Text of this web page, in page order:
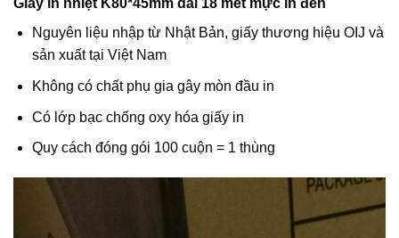
Giấy in nhiệt K80*45mm dài 18 met mực in đen
Nguyên liệu nhập từ Nhật Bản, giấy thương hiệu OIJ và
sản xuất tại Việt Nam
Không có chất phụ gia gây mòn đầu in
Có lớp bạc chống oxy hóa giấy in
Quy cách đóng gói 100 cuộn = 1 thùng